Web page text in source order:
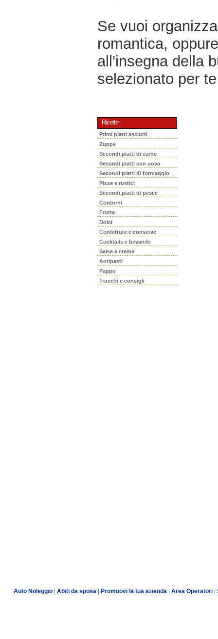
Se vuoi
romantica,
all'insegna della
selezionato per
Ricette
Primi piatti asciutti
Zuppe
Secondi piatti di carne
Secondi piatti con uova
Secondi piatti di formaggio
Pizze e rustici
Secondi piatti di pesce
Contorni
Frutta
Dolci
Confetture e conserve
Cocktails e bevande
Salse e creme
Antipasti
Pappe
Trucchi e consigli
Auto Noleggio Abiti da sposa Promuovi la tua azienda Area Operatori